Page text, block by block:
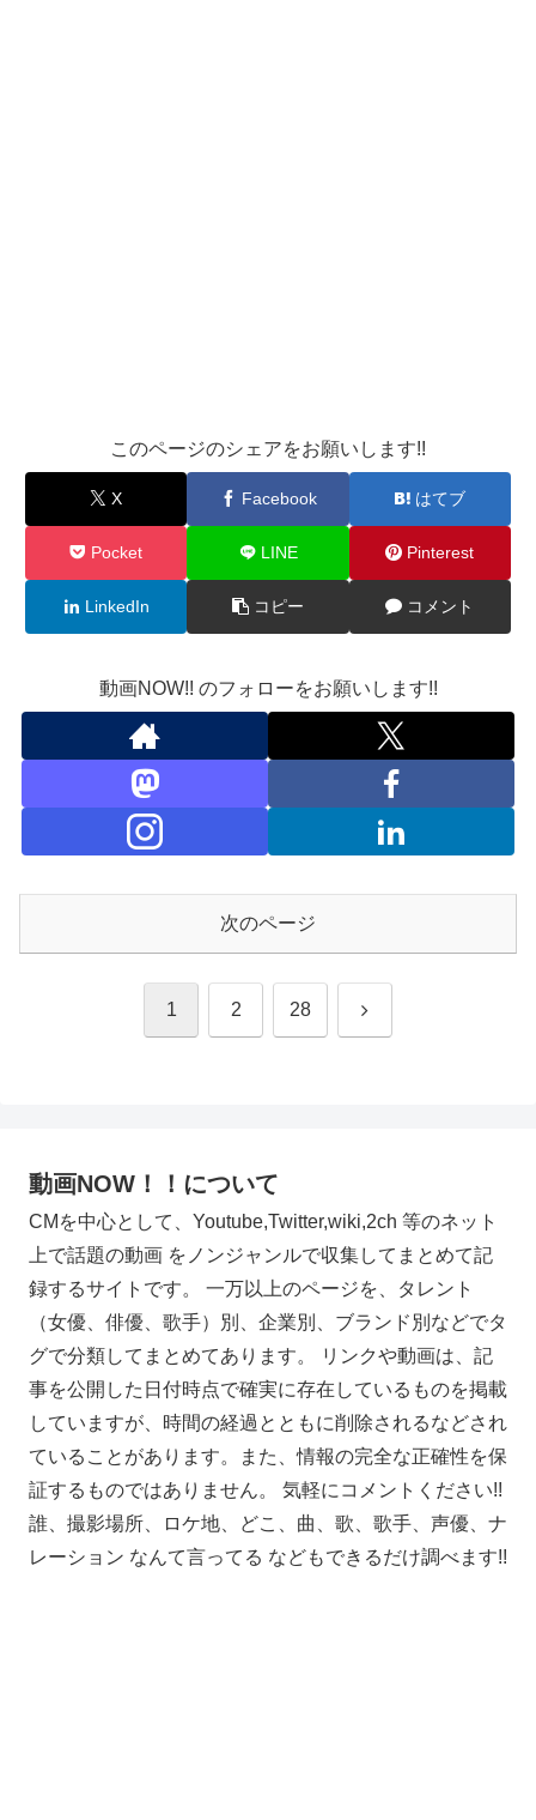
このページのシェアをお願いします!!
X Facebook はてブ
Pocket LINE Pinterest
LinkedIn コピー コメント
動画NOW!! のフォローをお願いします!!
次のページ
1 2 28 次
動画NOW！！について
CMを中心として、Youtube,Twitter,wiki,2ch 等のネット
上で話題の動画 をノンジャンルで収集してまとめて記
録するサイトです。 一万以上のページを、タレント
（女優、俳優、歌手）別、企業別、ブランド別などでタ
グで分類してまとめてあります。 リンクや動画は、記
事を公開した日付時点で確実に存在しているものを掲載
していますが、時間の経過とともに削除されるなどされ
ていることがあります。また、情報の完全な正確性を保
証するものではありません。 気軽にコメントください!!
誰、撮影場所、ロケ地、どこ、曲、歌、歌手、声優、ナ
レーション なんて言ってる などもできるだけ調べます!!